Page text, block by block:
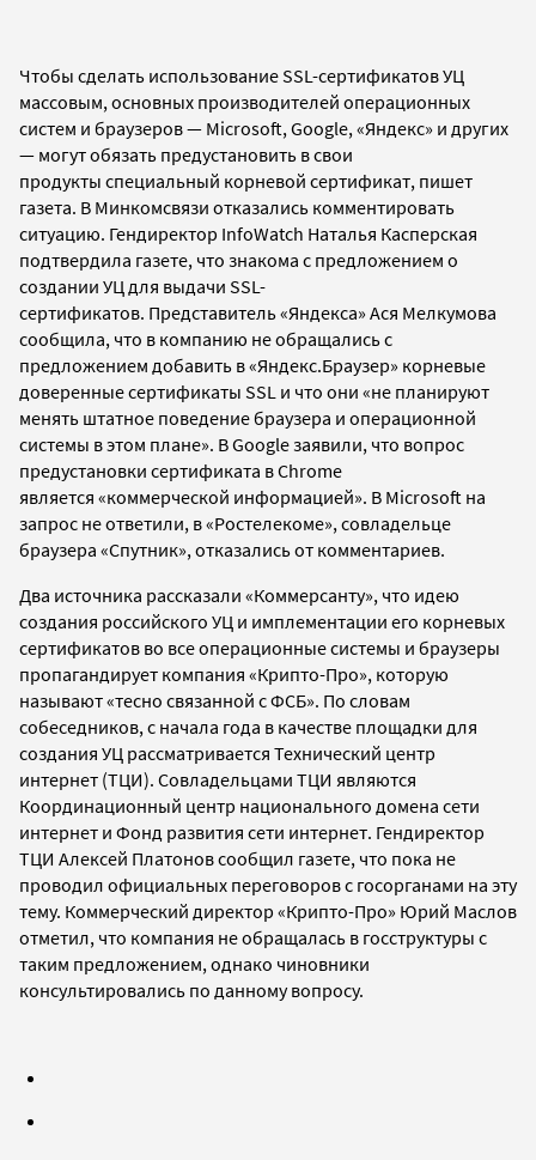
Чтобы сделать использование SSL-сертификатов УЦ
массовым, основных производителей операционных
систем и браузеров — Microsoft, Google, «Яндекс» и других
— могут обязать предустановить в свои
продукты специальный корневой сертификат, пишет
газета. В Минкомсвязи отказались комментировать
ситуацию. Гендиректор InfoWatch Наталья Касперская
подтвердила газете, что знакома с предложением о
создании УЦ для выдачи SSL-
сертификатов. Представитель«Яндекса» Ася Мелкумова
сообщила, что в компанию не обращались с
предложением добавить в«Яндекс.Браузер» корневые
доверенные сертификаты SSL и что они «не планируют
менять штатное поведение браузера и операционной
системы в этом плане». ВGoogle заявили, что вопрос
предустановки сертификата в Chrome
является «коммерческой информацией». В Microsoft на
запрос не ответили, в«Ростелекоме», совладельце
браузера «Спутник», отказались от комментариев.
Два источника рассказали «Коммерсанту», что идею
создания российского УЦ и имплементации его корневых
сертификатов во все операционные системы и браузеры
пропагандирует компания «Крипто-Про», которую
называют «тесно связанной с ФСБ». По словам
собеседников, с начала года в качестве площадки для
создания УЦ рассматривается Технический центр
интернет (ТЦИ). Совладельцами ТЦИ являются
Координационный центр национального домена сети
интернет и Фонд развития сети интернет. Гендиректор
ТЦИ Алексей Платонов сообщил газете, что пока не
проводил официальных переговоров с госорганами на эту
тему. Коммерческий директор «Крипто-Про» Юрий Маслов
отметил, что компания не обращалась в госструктуры с
таким предложением, однако чиновники
консультировались по данному вопросу.